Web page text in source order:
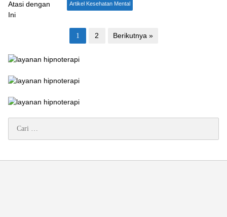
Artikel Kesehatan Mental
1 2 Berikutnya »
untuk: